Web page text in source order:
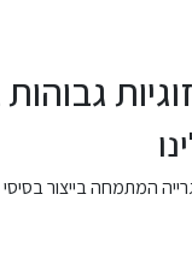
המתמחה בייצור בסיסי